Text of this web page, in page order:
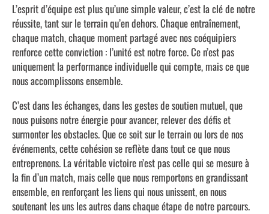
L’esprit d’équipe est plus qu’une simple valeur, c’est la clé de notre
réussite, tant sur le terrain qu’en dehors. Chaque entraînement,
chaque match, chaque moment partagé avec nos coéquipiers
renforce cette conviction : l’unité est notre force. Ce n’est pas
uniquement la performance individuelle qui compte, mais ce que
nous accomplissons ensemble.
C’est dans les échanges, dans les gestes de soutien mutuel, que
nous puisons notre énergie pour avancer, relever des défis et
surmonter les obstacles. Que ce soit sur le terrain ou lors de nos
événements, cette cohésion se reflète dans tout ce que nous
entreprenons. La véritable victoire n’est pas celle qui se mesure à
la fin d’un match, mais celle que nous remportons en grandissant
ensemble, en renforçant les liens qui nous unissent, en nous
soutenant les uns les autres dans chaque étape de notre parcours.